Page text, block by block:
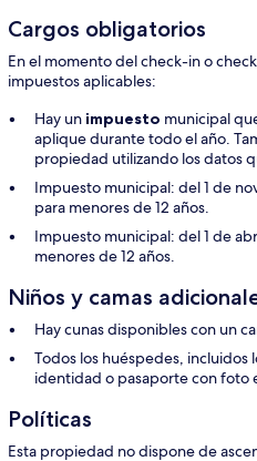
Cargos obligatorios
En el momento del check-in o
impuestos aplicables:
Hay unimpuesto municipal
aplique durante todo el año.
propiedad utilizando los datos
Impuesto municipal: del 1 de
para menores de 12 años.
Impuesto municipal: del 1 de
menores de 12 años.
Niños y camas
Hay cunas disponibles con un
Todos los huéspedes,
identidad o pasaporte con
Políticas
Esta propiedad no dispone de